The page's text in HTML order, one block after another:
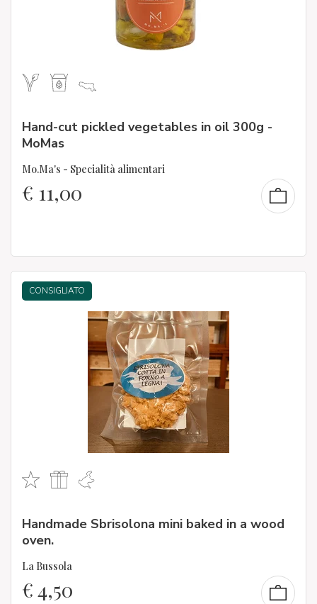
Hand-cut pickled vegetables in oil 300g -
MoMas
Mo.Ma's - Specialità alimentari
€ 11,00
CONSIGLIATO
Handmade Sbrisolona mini baked in a wood
oven.
La Bussola
€4,50